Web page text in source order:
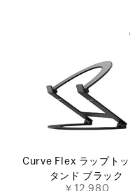
Curve Flex ラップトッ
タンド ブラック
￥12,980